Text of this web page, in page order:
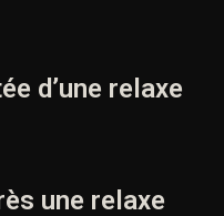
d’une relaxe
une relaxe